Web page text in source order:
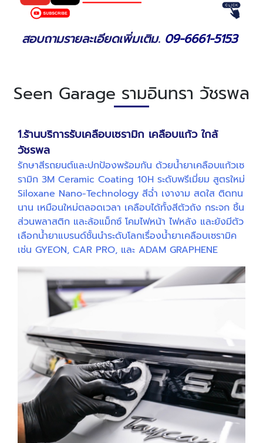
สอบถามรายละเอียดเพิ่มเติม. 09-6661-5153
Seen Garage รามอินทรา วัชรพล
1.ร้านบริการรับเคลือบเซรามิก เคลือบแก้ว ใกล้
วัชรพล
รักษาสีรถยนต์และปกป้องพร้อมกัน ด้วยน้ำยาเคลือบแก้วเซ
รามิก 3M Ceramic Coating 10H ระดับพรีเมี่ยม สูตรใหม่
Siloxane Nano-Technology สีฉ่ำ เงางาม สดใส ติดทน
นาน เหมือนใหม่ตลอดเวลา เคลือบได้ทั้งสีตัวถัง กระจก ชิ้น
ส่วนพลาสติก และล้อแม็กซ์ โคมไฟหน้า ไฟหลัง และยังมีตัว
เลือกน้ำยาแบรนด์ชั้นนำระดับโลกเรื่องน้ำยาเคลือบเซรามิค
เช่น GYEON, CAR PRO, และ ADAM GRAPHENE